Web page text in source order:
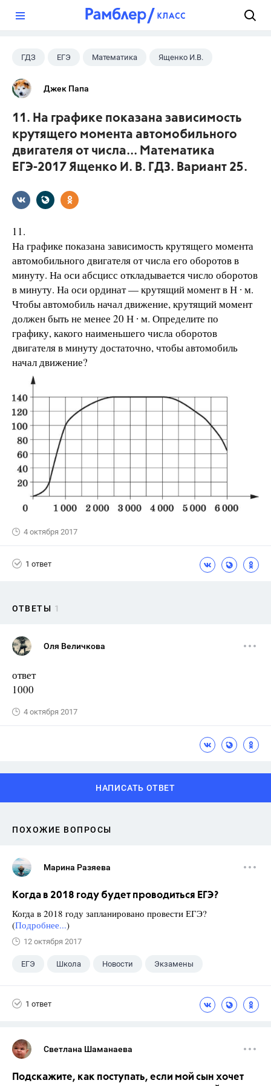
ГДЗ ЕГЭ Математика Ященко И.В.
Джек Папа
11. На графике показана зависимость
крутящего момента автомобильного
двигателя от числа... Математика
ЕГЭ-2017 Ященко И. В. ГДЗ. Вариант 25.
11.
На графике показана зависимость крутящего момента
автомобильного двигателя от числа его оборотов в
минуту. На оси абсцисс откладывается число оборотов
в минуту. На оси ординат — крутящий момент в Н ∙ м.
Чтобы автомобиль начал движение, крутящий момент
должен быть не менее 20 Н ∙ м. Определите по
графику, какого наименьшего числа оборотов
двигателя в минуту достаточно, чтобы автомобиль
начал движение?
4 октября 2017
1 ответ
ОТВЕТЫ 1
Оля Величкова
ответ
1000
4 октября 2017
НАПИСАТЬ ОТВЕТ
ПОХОЖИЕ ВОПРОСЫ
Марина Разяева
Когда в 2018 году будет проводиться ЕГЭ?
Когда в 2018 году запланировано провести ЕГЭ?
(Подробнее...)
12 октября 2017
ЕГЭ Школа Новости Экзамены
1 ответ
Светлана Шаманаева
Подскажите, как поступать, если мой сын хочет